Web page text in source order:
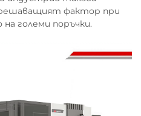
фактор при
големи поръчки.